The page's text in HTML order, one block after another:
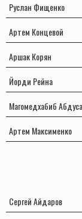
Руслан Фищенко
Артем Концевой
Аршак Корян
Йорди Рейна
Магомедхабиб
Артем Максименко
Сергей Айдаров